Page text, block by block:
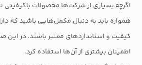
اگرچه بسیاری از شرکت‌ها محصولات باکیفیتی
همواره باید به دنبال مکمل‌هایی باشید که
کیفیت و استانداردهای معتبر باشند. در این
اطمینان بیشتری از آن‌ها استفاده کرد.